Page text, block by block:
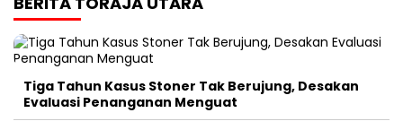
Tiga Tahun Kasus Stoner Tak Berujung, Desakan
Evaluasi Penanganan Menguat